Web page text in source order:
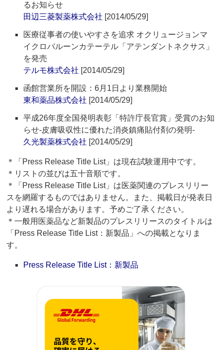
るお知らせ
田辺三菱製薬株式会社 [2014/05/29]
医療従事者の使いやすさを追求 オクリュージョンマ
イクロバルーンカテーテル「アテンダントネクサス」
を発売
テルモ株式会社 [2014/05/29]
函館営業所を開設：6月1日より業務開始
東和薬品株式会社 [2014/05/29]
平成26年度全国発明表彰「特許庁長官賞」受賞のお知
らせ‐皮膚吸収性に優れた消炎鎮痛貼付剤の発明‐
久光製薬株式会社 [2014/05/29]
＊「Press Release Title List」は現在試験運用中です。
＊リストの並びは五十音順です。
＊「Press Release Title List」は医薬関連のプレスリリー
スを網羅するものではありません。また、掲載日が発表日
より遅れる場合があります。予めご了承ください。
＊一般用医薬品など新製品のプレスリリースのタイトルは
「Press Release Title List：新製品」への掲載となりま
す。
Press Release Title List：新製品